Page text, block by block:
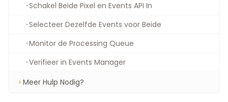
Schakel Beide Pixel en Events API In
Selecteer Dezelfde Events voor Beide
Monitor de Processing Queue
Verifieer in Events Manager
Meer Hulp Nodig?